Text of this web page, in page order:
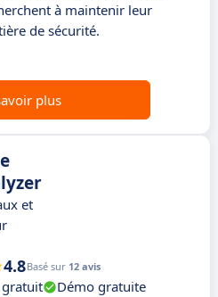
à maintenir leur
de sécurité.
plus
et
4.8Basé sur 12 avis
gratuit
Démo gratuite